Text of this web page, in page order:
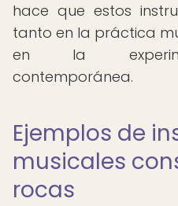
hace que estos
tanto en la práctica
en la
contemporánea.
Ejemplos de
musicales
rocas